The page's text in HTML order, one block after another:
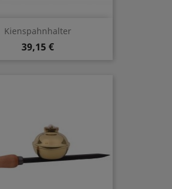
Kienspahnhalter
39,15 €